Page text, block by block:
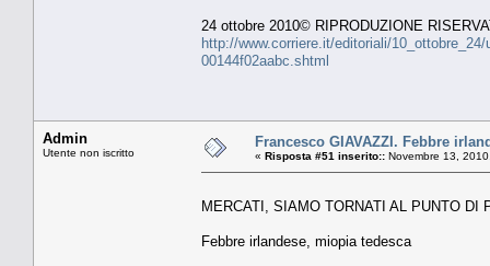
24 ottobre 2010© RIPRODUZIONE
http://www.corriere.it/editoriali/
00144f02aabc.shtml
Admin
Utente non iscritto
Francesco GIAVAZZI. Febbre
« Risposta #51 inserito:: Novembre 13,
MERCATI, SIAMO TORNATI AL PUNTO DI
Febbre irlandese, miopia tedesca